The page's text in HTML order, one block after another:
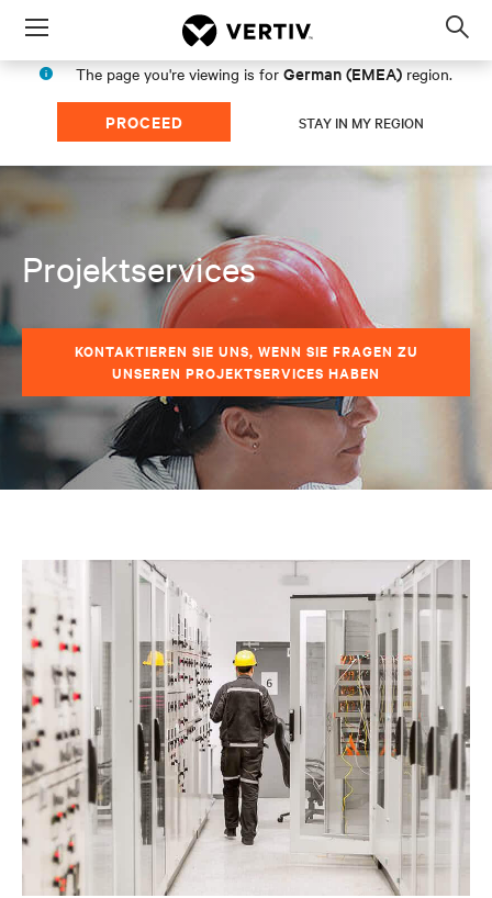
Menu
The page you're viewing is for German (EMEA) region.
PROCEED STAY IN MY REGION
Projektservices
KONTAKTIEREN SIE UNS, WENN SIE FRAGEN ZU
UNSEREN PROJEKTSERVICES HABEN